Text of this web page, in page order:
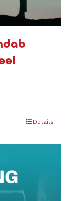
Details